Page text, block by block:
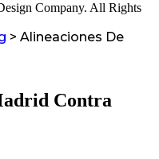
Company. All Rights
> Alineaciones De
Contra